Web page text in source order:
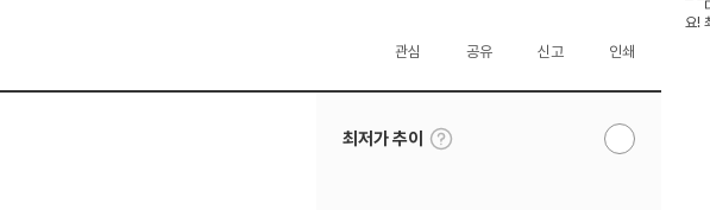
관심 공유 신고 인쇄
최저가 추이
툴
팁
알